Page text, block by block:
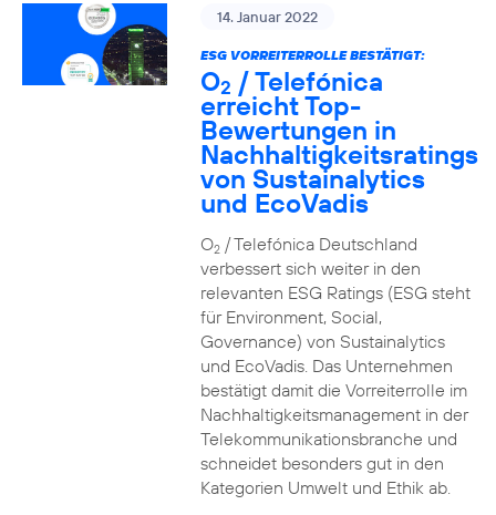
14. Januar 2022
ESG VORREITERROLLE BESTÄTIGT:
O2 / Telefónica
erreicht Top-
Bewertungen in
Nachhaltigkeitsratings
von Sustainalytics
und EcoVadis
O2/ Telefónica Deutschland
verbessert sich weiter in den
relevanten ESG Ratings (ESG steht
für Environment, Social,
Governance) von Sustainalytics
und EcoVadis. Das Unternehmen
bestätigt damit die Vorreiterrolle im
Nachhaltigkeitsmanagement in der
Telekommunikationsbranche und
schneidet besonders gut in den
Kategorien Umwelt und Ethik ab.